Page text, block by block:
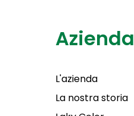
Azienda
L'azienda
La nostra storia